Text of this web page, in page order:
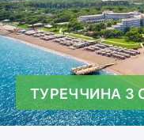
ТУРЕЧЧИНА З